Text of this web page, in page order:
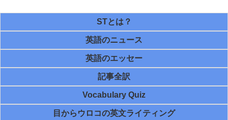
STとは？
英語のニュース
英語のエッセー
記事全訳
Vocabulary Quiz
目からウロコの英文ライティング